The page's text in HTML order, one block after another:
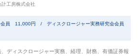
工房株式会社
会員 11,000円 / ディスクロージャー実務研究会会員
ディスクロージャー実務 経理 財務
有価証券報